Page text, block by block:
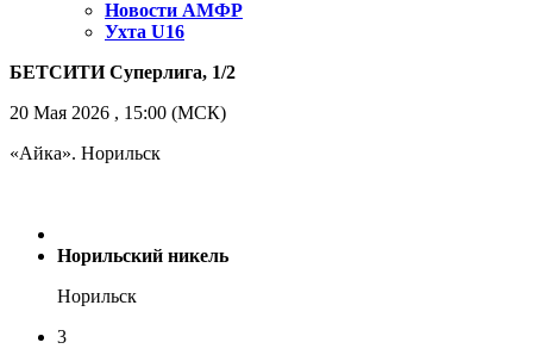
Новости АМФР
Ухта U16
БЕТСИТИ Суперлига, 1/2
20 Мая 2026 , 15:00 (МСК)
«Айка». Норильск
Норильский никель
Норильск
3